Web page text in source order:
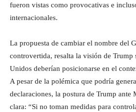
fueron vistas como provocativas e
internacionales.
La propuesta de cambiar el nombre del
controvertida, resalta la visión de Trump
Unidos deberían posicionarse en el
A pesar de la polémica que podría
declaraciones, la postura de Trump ante
clara: “Si no toman medidas para